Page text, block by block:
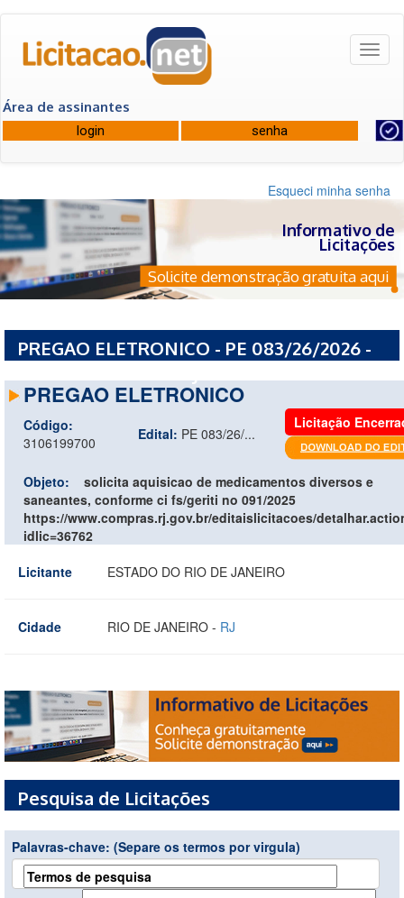
Área de assinantes
Esqueci minha senha
Informativo de
Licitações
Solicite demonstração gratuita aqui
PREGAO ELETRONICO - PE 083/26/2026 -
PREGAO ELETRONICO
Código:
3106199700
Edital: PE 083/26/...
Licitação
Objeto:
solicita aquisicao de medicamentos diversos e
saneantes, conforme ci fs/geriti no 091/2025
https://www.compras.rj.gov.br/editaislicitacoes/
idlic=36762
Licitante
ESTADO DO RIO DE JANEIRO
Cidade RIO DE JANEIRO - RJ
Pesquisa de Licitações
Palavras-chave: (Separe os termos por virgula)